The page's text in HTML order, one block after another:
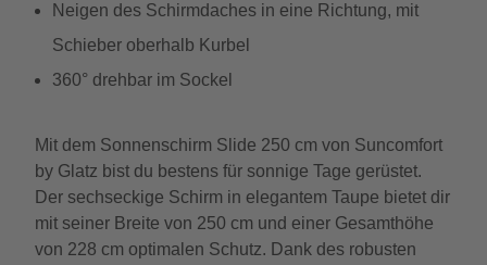
Neigen des Schirmdaches in eine Richtung, mit
Schieber oberhalb Kurbel
360° drehbar im Sockel
Mit dem Sonnenschirm Slide 250 cm von Suncomfort
by Glatz bist du bestens für sonnige Tage gerüstet.
Der sechseckige Schirm in elegantem Taupe bietet dir
mit seiner Breite von 250 cm und einer Gesamthöhe
von 228 cm optimalen Schutz. Dank des robusten